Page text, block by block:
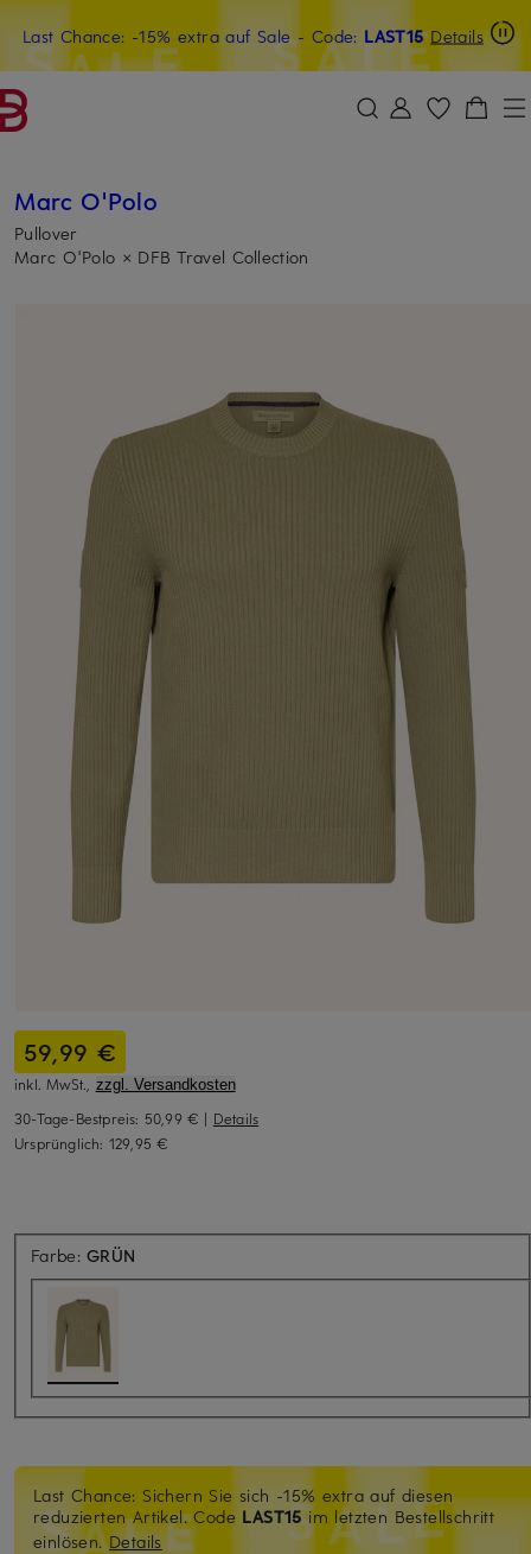
ZUM HAUPTINHALT ÜBERSPRINGEN ZUM SUCHFELD ÜBERSPRINGEN
Last Chance: -15% extra auf Sale- Code: LAST15 Details
20€-Willkommensgutschein mit Beyond sichern
Marc O'Polo
Pullover
Marc O'Polo × DFB Travel Collection
59,99 €
inkl. MwSt., zzgl. Versandkosten
30-Tage-Bestpreis: 50,99 € | Details
Ursprünglich: 129,95 €
Farbe:GRÜN
Last Chance: Sichern Sie sich -15% extra auf diesen
reduzierten Artikel. Code LAST15im letzten Bestellschritt
einlösen.Details